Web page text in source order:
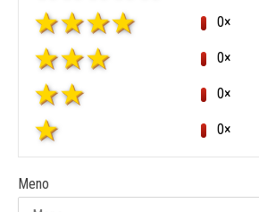
0×
0×
0×
0×
Meno